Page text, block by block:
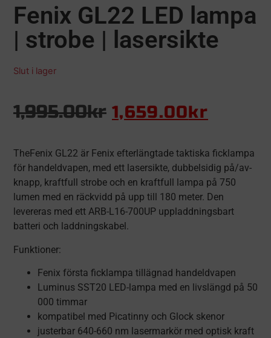
Fenix GL22 LED lampa
| strobe | lasersikte
Slut i lager
1,995.00kr 1,659.00kr
TheFenix ​​GL22 är Fenix ​​efterlängtade taktiska ficklampa
för handeldvapen, med ett lasersikte, dubbelsidig på/av-
knapp, kraftfull strobe och en kraftfull lampa på 750
lumen med en räckvidd på upp till 180 meter. Den
levereras med ett ARB-L16-700UP uppladdningsbart
batteri och laddningskabel.
Funktioner:
Fenix ​​första ficklampa tillägnad handeldvapen
Luminus SST20 LED-lampa med en livslängd på 50
000 timmar
kompatibel med Picatinny och Glock skenor
justerbar 640-660 nm lasermarkör med optisk kraft